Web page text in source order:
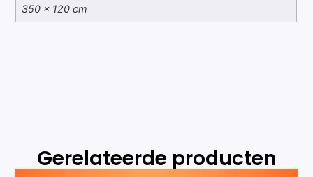
350 × 120 cm
Gerelateerde producten